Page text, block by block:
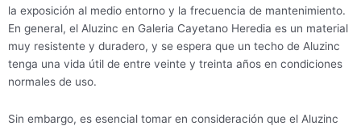
la exposición al medio entorno y la frecuencia de mantenimiento.
En general, el Aluzinc en Galeria Cayetano Heredia es un material
muy resistente y duradero, y se espera que un techo de Aluzinc
tenga una vida útil de entre veinte y treinta años en condiciones
normales de uso.
Sin embargo, es esencial tomar en consideración que el Aluzinc